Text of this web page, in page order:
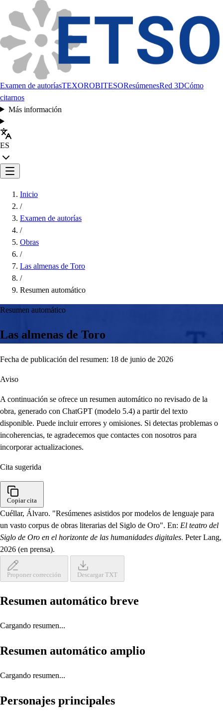
Examen de autoríasTEXOROBITESOResúmenesRed 3DCómo
citarnos
Más información
ES
Inicio
/
Examen de autorías
/
Obras
/
Las almenas de Toro
/
Resumen automático
Resumen automático
Las almenas de Toro
Fecha de publicación del resumen: 18 de junio de 2026
Aviso
A continuación se ofrece un resumen automático no revisado de la
obra, generado con ChatGPT (modelo 5.4) a partir del texto
disponible. Puede incluir errores y omisiones. Si detectas problemas o
incoherencias, te agradecemos que contactes con nosotros para
incorporar actualizaciones.
Cita sugerida
Copiar cita
Cuéllar, Álvaro. "Resúmenes asistidos por modelos de lenguaje para
un vasto corpus de obras literarias del Siglo de Oro". En: El teatro del
Siglo de Oro en el horizonte de las humanidades digitales. Peter Lang,
2026 (en prensa).
Proponer corrección Descargar TXT
Resumen automático breve
Cargando resumen...
Resumen automático amplio
Cargando resumen...
Personajes principales